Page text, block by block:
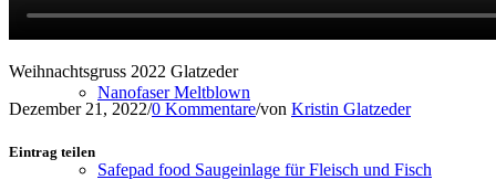
Biologisch abbaubares PP-Spinnvlies
Nanofaser Meltblown
Safepad food Saugeinlage für Fleisch und Fisch
Weihnachtsgruss 2022 Glatzeder
Dezember 21, 2022/0 Kommentare/von Kristin Glatzeder
Eintrag teilen